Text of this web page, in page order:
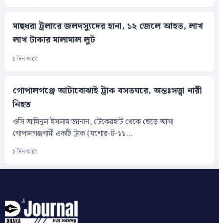
মাছধরা ট্রলারে জলদস্যুদের হানা, ১২ জেলে আহত, লাখ
লাখ টাকার মালামাল লুট
১ দিন আগে
গোপালগঞ্জে আটাবোঝাই ট্রাক বসতঘরে, অন্তঃসত্ত্বা নারী
নিহত
ওসি আমিনুল ইসলাম জানান, টেকেরহাট থেকে ছেড়ে আসা
গোপালগঞ্জগামী একটি ট্রাক (যশোর-ট-১১...
১ দিন আগে